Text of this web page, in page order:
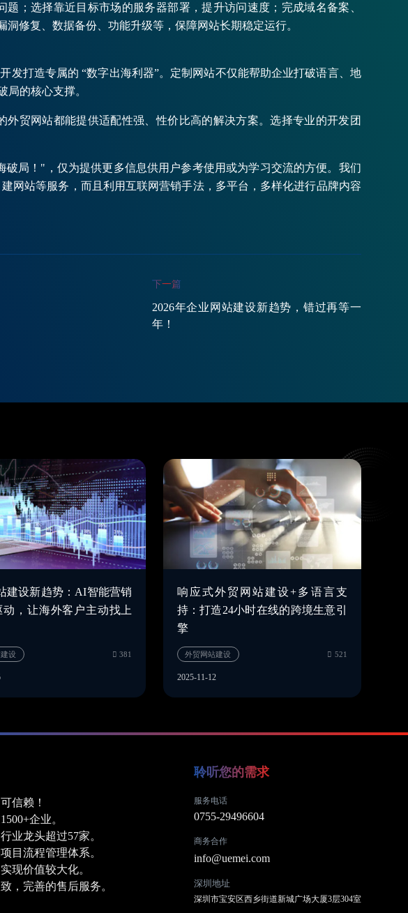
；选择靠近目标市场的服务器部署，提升访问速度；完成域名备案、
修复、数据备份、功能升级等，保障网站长期稳定运行。
打造专属的 “数字出海利器”。定制网站不仅能帮助企业打破语言、地
的核心支撑。
贸网站都能提供适配性强、性价比高的解决方案。选择专业的开发团
局！"，仅为提供更多信息供用户参考使用或为学习交流的方便。我们
网站等服务，而且利用互联网营销手法，多平台，多样化进行品牌内容
下一篇
2026年企业网站建设新趋势，错过再等一
年！
建设新趋势：AI智能营销
动，让海外客户主动找上
深圳网站建设
响应式外贸网站建设+多语言支
持：打造24小时在线的跨境生意引
擎
2025-11-12
信赖！
企业。
业龙头超过57家。
目流程管理体系。
现价值较大化。
，完善的售后服务。
聆听您的需求
服务电话
0755-29496604
商务合作
info@uemei.com
深圳地址
深圳市宝安区西乡街道新城广场大厦3层304室